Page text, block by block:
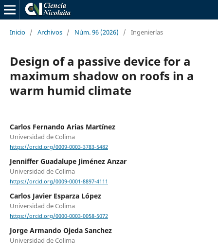
Inicio / Archivos / Núm. 96 (2026) / Ingenierías
Design of a passive device for a
maximum shadow on roofs in a
warm humid climate
Carlos Fernando Arias Martínez
Universidad de Colima
https://orcid.org/0009-0003-3783-5482
Jenniffer Guadalupe Jiménez Anzar
Universidad de Colima
https://orcid.org/0009-0001-8897-4111
Carlos Javier Esparza López
Universidad de Colima
https://orcid.org/0000-0003-0058-5072
Jorge Armando Ojeda Sanchez
Universidad de Colima